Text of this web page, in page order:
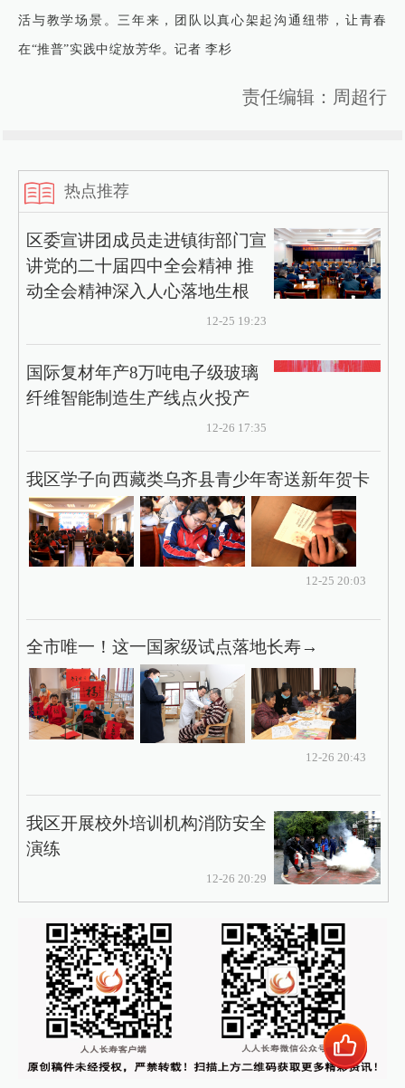
活与教学场景。三年来，团队以真心架起沟通纽带，让青春
在“推普”实践中绽放芳华。记者 李杉
责任编辑：周超行
热点推荐
区委宣讲团成员走进镇街部门宣
讲党的二十届四中全会精神 推
动全会精神深入人心落地生根
12-25 19:23
国际复材年产8万吨电子级玻璃
纤维智能制造生产线点火投产
12-26 17:35
我区学子向西藏类乌齐县青少年寄送新年贺卡
12-25 20:03
全市唯一！这一国家级试点落地长寿→
12-26 20:43
我区开展校外培训机构消防安全
演练
12-26 20:29